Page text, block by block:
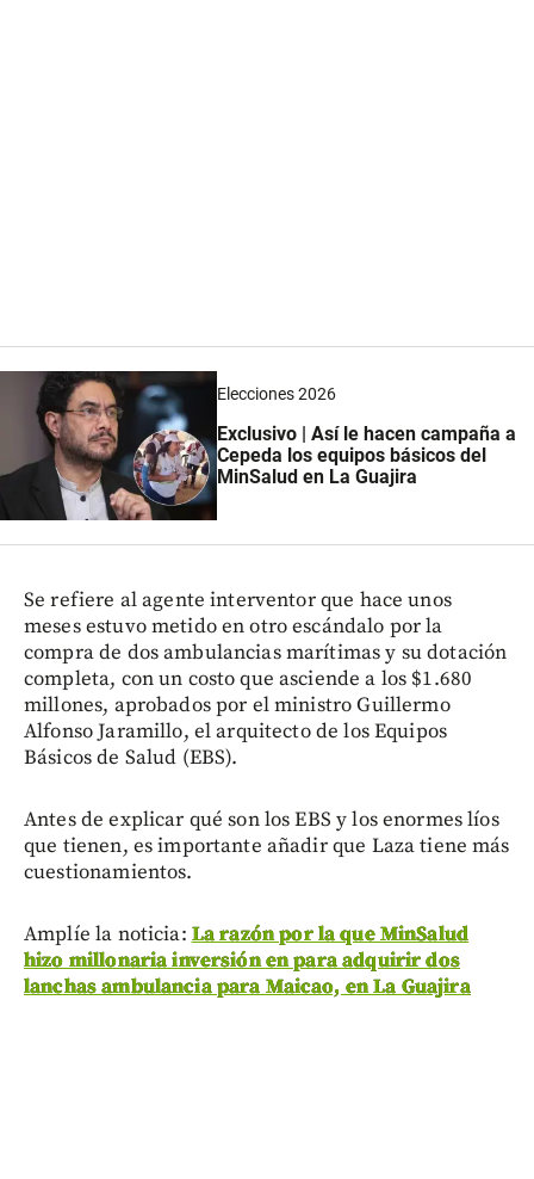
Elecciones 2026
Exclusivo | Así le hacen campaña a
Cepeda los equipos básicos del
MinSalud en La Guajira
Se refiere al agente interventor que hace unos
meses estuvo metido en otro escándalo por la
compra de dos ambulancias marítimas y su dotación
completa, con un costo que asciende a los $1.680
millones, aprobados por el ministro Guillermo
Alfonso Jaramillo, el arquitecto de los Equipos
Básicos de Salud (EBS).
Antes de explicar qué son los EBS y los enormes líos
que tienen, es importante añadir que Laza tiene más
cuestionamientos.
Amplíe la noticia: La razón por la que MinSalud
hizo millonaria inversión en para adquirir dos
lanchas ambulancia para Maicao, en La Guajira